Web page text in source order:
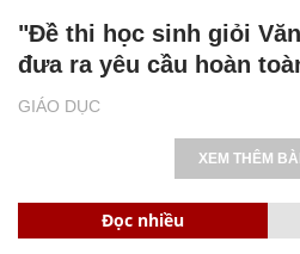
GIÁO DỤC
"Đề thi học sinh giỏi
đưa ra yêu cầu hoàn
XEM THÊM
Đọc nhiều